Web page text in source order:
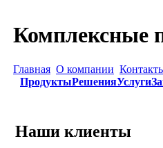
Комплексные
Главная О компании
ПродуктыРешенияУслуги
Наши клиенты